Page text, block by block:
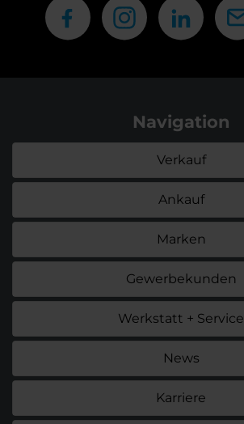
Navigation
Verkauf
Ankauf
Marken
Gewerbekunden
Werkstatt + Service
News
Karriere